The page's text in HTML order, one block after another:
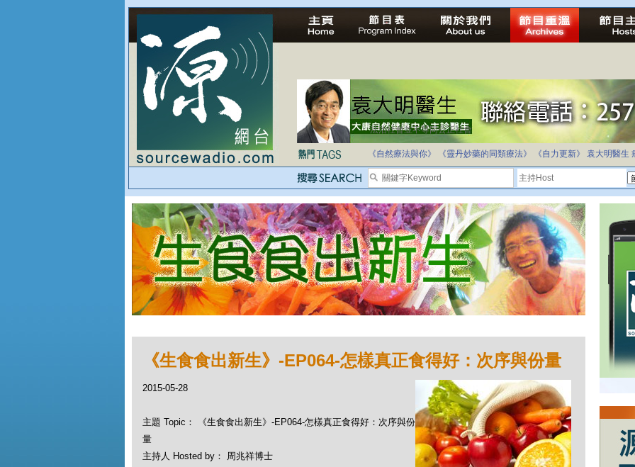
法治社會並不等同公正社會
自家教育合法化-推動多元化教育，全民學卷制
《自然療法與你》
《靈丹妙藥的同類療法》 《自力更新》 袁大明醫生
《生食食出新生》-EP064-怎樣真正食得好：次序與份量
2015-05-28
主題 Topic： 《生食食出新生》-EP064-怎樣真正食得好：次序與份
量
主持人 Hosted by： 周兆祥博士